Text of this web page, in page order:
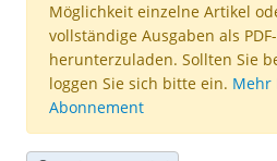
Möglichkeit einzelne Artikel
vollständige Ausgaben als
herunterzuladen. Sollten Sie
loggen Sie sich bitte ein. Mehr
Abonnement